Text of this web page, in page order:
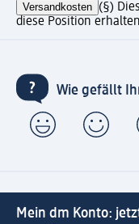
Versandkosten (§)
diese Position
Wie gefällt
Mein dm Konto: